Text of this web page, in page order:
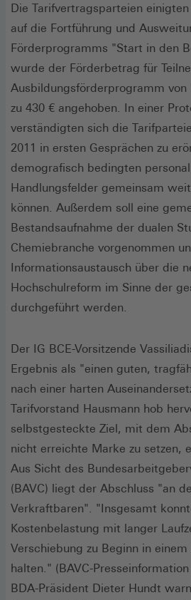
Die Tarifvertragsparteien
auf die Fortführung und
Förderprogramms "Start in den
wurde der Förderbetrag für
Ausbildungsförderprogramm von
zu 430 € angehoben. In einer
verständigten sich die
2011 in ersten Gesprächen zu
demografisch bedingten
Handlungsfelder gemeinsam
können. Außerdem soll eine
Bestandsaufnahme der dualen
Chemiebranche vorgenommen
Informationsaustausch über die
Hochschulreform im Sinne der
durchgeführt werden.
Der IG BCE-Vorsitzende
Ergebnis als "einen guten,
nach einer harten
Tarifvorstand Hausmann hob
selbstgesteckte Ziel, mit dem
nicht erreichte Marke zu setzen,
Aus Sicht des
(BAVC) liegt der Abschluss "an
Verkraftbaren". "Insgesamt
Kostenbelastung mit langer
Verschiebung zu Beginn in
halten." (BAVC-Presseinformation
BDA-Präsident Dieter Hundt